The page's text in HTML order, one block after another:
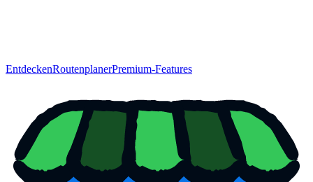
EntdeckenRoutenplanerPremium-Features